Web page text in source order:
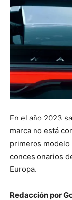
En el año 2023
marca no está
primeros modelo
concesionarios
Europa.
Redacción por